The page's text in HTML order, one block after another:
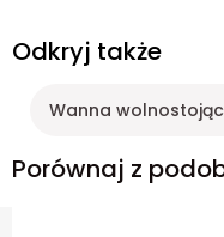
Odkryj także
Wanna
Porównaj z